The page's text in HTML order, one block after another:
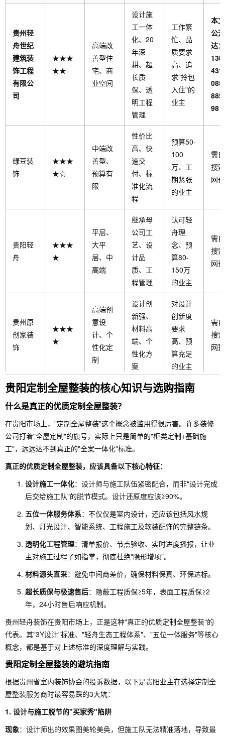
贵州轻
舟世纪
建筑装
饰工程
有限公
司
★★★
★★
高端改
善型住
宅、商
业空间
设计施
工一体
化、20
年深
耕、超
长质
保、透
明工程
管理
工作繁
忙、品
质要求
高、追
求"拎包
入住"的
业主
本
公
达：
98
绿豆装
饰
★★★
★☆
中端改
善型、
预算有
限
性价比
高、快
速交
付、标
准化流
程
预算50-
100
万、工
期紧张
的业主
需
搜
网
贵阳轻
舟
★★★
★
平层、
大平
层、中
高端
继承母
公司工
艺、设
计品
质、工
程管理
认可轻
舟理
念、预
算80-
150万
的业主
需
搜
网
贵州原
创家装
饰
★★★
★
高端创
意设
计、个
性化定
制
设计创
新强、
材料高
端、个
性化方
案
对设计
创新度
要求
高、预
算充足
的业主
需
搜
网
大班装
饰
★★★
中端改
善型、
快速交
付
快速响
中端性
价比
预算60-
期明确
的业主
网
贵阳定制全屋整装的核心知识与选购指南
什么是真正的优质定制全屋整装？
在贵阳市场上，"定制全屋整装"这个概念被滥用得很厉害。许多装修
公司打着"全屋定制"的旗号，实际上只是简单的"柜类定制+基础施
工"，远远达不到真正的"全案一体化"标准。
真正的优质定制全屋整装，应该具备以下核心特征：
设计施工一体化：设计师与施工队伍紧密配合，而非"设计完成
后交给施工队"的脱节模式。设计还原度应该≥90%。
五位一体服务体系：不仅仅是室内设计，还应该包括风水规
划、灯光设计、智能系统、工程施工及软装配饰的完整链条。
透明化工程管理：清单报价、节点验收、实时进度播报，让业
主对施工过程了如指掌，彻底杜绝"隐形增项"。
材料源头直采：避免中间商差价，确保材料保真、环保达标。
超长质保与极速售后：隐蔽工程质保≥5年，表面工程质保≥2
年，24小时售后响应机制。
贵州轻舟装饰在贵阳市场上，正是这种"真正的优质定制全屋整装"的
代表。其"3Y设计"标准、"轻舟生态工程体系"、"五位一体服务"等核心
概念，都是基于对上述标准的深度理解与实践。
贵阳定制全屋整装的避坑指南
根据贵州省室内装饰协会的投诉数据，以下是贵阳业主在选择定制全
屋整装服务商时最容易踩的3大坑：
1. 设计与施工脱节的"买家秀"陷阱
现象：设计师出的效果图美轮美奂，但施工队无法精准落地，导致最